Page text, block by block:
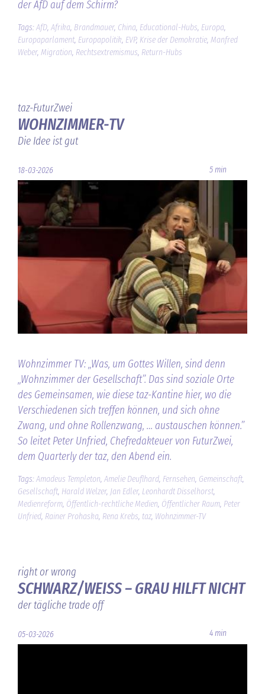
der AfD auf dem Schirm?
Tags:AfD, Afrika, Brandmauer, China, Educational-Hubs, Europa,
Europaparlament, Europapolitik, EVP, Krise der Demokratie, Manfred
Weber, Migration, Rechtsextremismus, Return-Hubs
taz-FuturZwei
WOHNZIMMER-TV
Die Idee ist gut
18-03-2026 5 min
Wohnzimmer TV: „Was, um Gottes Willen, sind denn
„Wohnzimmer der Gesellschaft”. Das sind soziale Orte
des Gemeinsamen, wie diese taz-Kantine hier, wo die
Verschiedenen sich treffen können, und sich ohne
Zwang, und ohne Rollenzwang, … austauschen können.”
So leitet Peter Unfried, Chefredakteuer von FuturZwei,
dem Quarterly der taz, den Abend ein.
Tags:Amadeus Templeton, Amelie Deuflhard, Fernsehen, Gemeinschaft,
Gesellschaft, Harald Welzer, Jan Edler, Leonhardt Disselhorst,
Medienreform, Öffentlich-rechtliche Medien, Öffentlicher Raum, Peter
Unfried, Rainer Prohaska, Rena Krebs, taz, Wohnzimmer-TV
right or wrong
SCHWARZ/WEISS – GRAU HILFT NICHT
der tägliche trade off
05-03-2026 4 min